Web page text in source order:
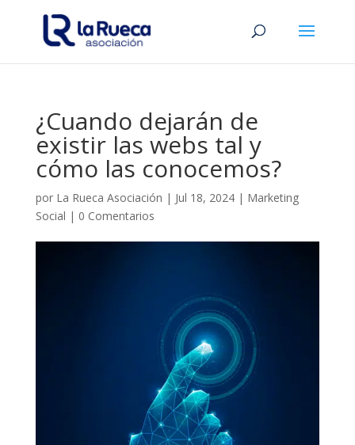
¿Cuando dejarán de
existir las webs tal y
cómo las conocemos?
por La Rueca Asociación | Jul 18, 2024| Marketing
Social | 0 Comentarios